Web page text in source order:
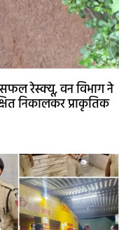
रेस्क्यू, वन विभाग ने
निकालकर प्राकृतिक